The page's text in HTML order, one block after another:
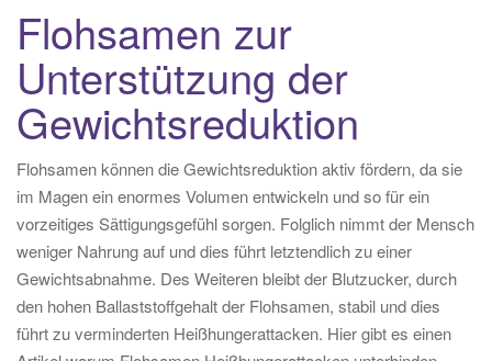
Flohsamen zur
Unterstützung der
Gewichtsreduktion
Flohsamen können die Gewichtsreduktion aktiv fördern, da sie
im Magen ein enormes Volumen entwickeln und so für ein
vorzeitiges Sättigungsgefühl sorgen. Folglich nimmt der Mensch
weniger Nahrung auf und dies führt letztendlich zu einer
Gewichtsabnahme. Des Weiteren bleibt der Blutzucker, durch
den hohen Ballaststoffgehalt der Flohsamen, stabil und dies
führt zu verminderten Heißhungerattacken. Hier gibt es einen